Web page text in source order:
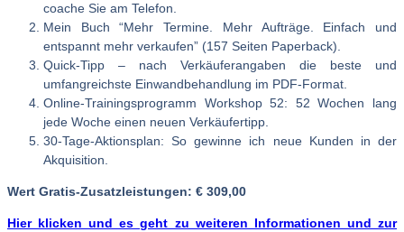
coache Sie am Telefon.
Mein Buch “Mehr Termine. Mehr Aufträge. Einfach und
entspannt mehr verkaufen” (157 Seiten Paperback).
Quick-Tipp – nach Verkäuferangaben die beste und
umfangreichste Einwandbehandlung im PDF-Format.
Online-Trainingsprogramm Workshop 52: 52 Wochen lang
jede Woche einen neuen Verkäufertipp.
30-Tage-Aktionsplan: So gewinne ich neue Kunden in der
Akquisition.
Wert Gratis-Zusatzleistungen: € 309,00
Hier klicken und es geht zu weiteren Informationen und zur